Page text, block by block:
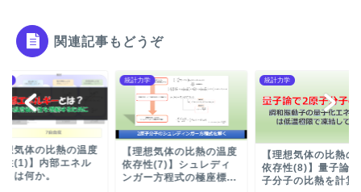
関連記事もどうぞ
想気体の比熱の温度
性(1)】内部エネル
は何か。
統計力学
【理想気体の比熱の温度
依存性(7)】シュレディ
ンガー方程式の極座標...
統計力学
【理想気体の比熱の
依存性(8)】量子論
子分子の比熱を計算